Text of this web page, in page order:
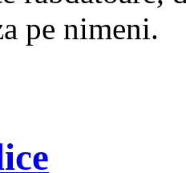
pe nimeni.